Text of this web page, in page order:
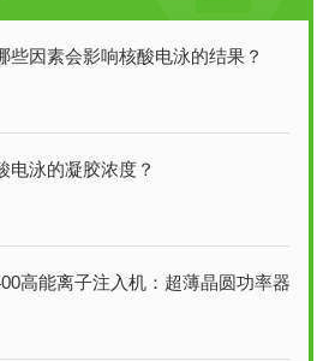
些因素会影响核酸电泳的结果？
电泳的凝胶浓度？
子注入机：超薄晶圆功率器件制程的理想掺杂平台